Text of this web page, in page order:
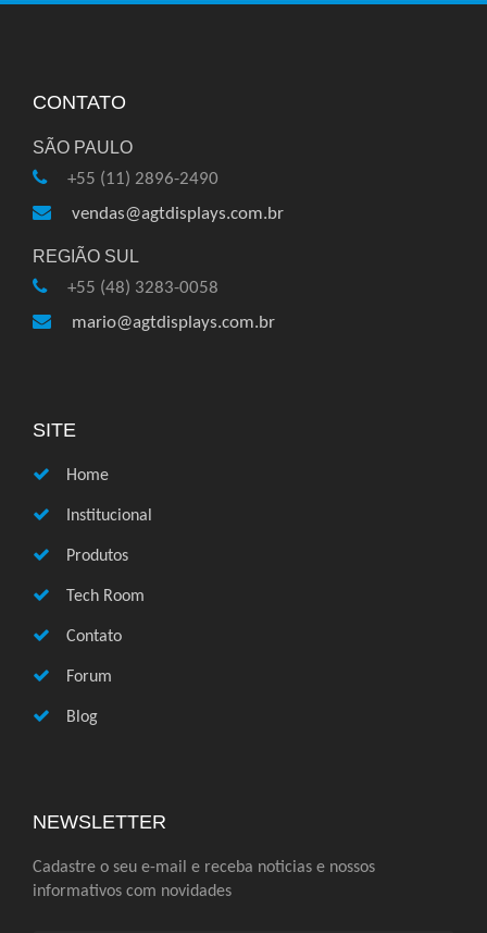
CONTATO
SÃO PAULO
+55 (11) 2896-2490
vendas@agtdisplays.com.br
REGIÃO SUL
+55 (48) 3283-0058
mario@agtdisplays.com.br
SITE
Home
Institucional
Produtos
Tech Room
Contato
Forum
Blog
NEWSLETTER
Cadastre o seu e-mail e receba noticias e nossos
informativos com novidades